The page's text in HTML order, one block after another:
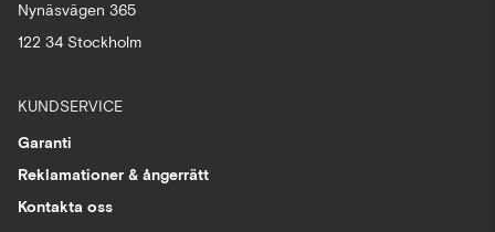
Nynäsvägen 365
122 34 Stockholm
KUNDSERVICE
Garanti
Reklamationer & ångerrätt
Kontakta oss